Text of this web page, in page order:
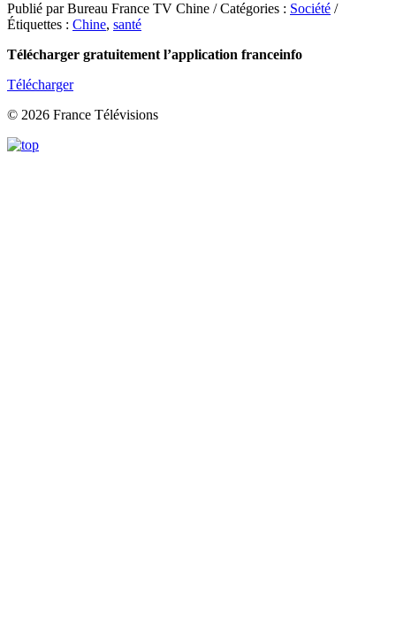
Publié par Bureau France TV Chine / Catégories : Société /
Étiquettes : Chine, santé
Télécharger gratuitement l’application franceinfo
Télécharger
© 2026 France Télévisions